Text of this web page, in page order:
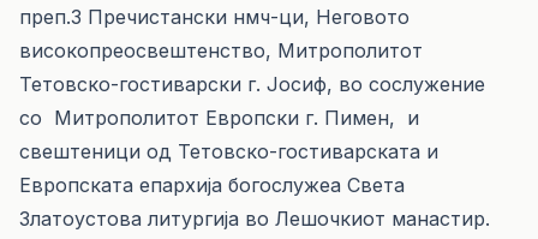
преп.3 Пречистански нмч-ци, Неговото
високопреосвештенство, Митрополитот
Тетовско-гостиварски г. Јосиф, во сослужение
со Митрополитот Европски г. Пимен, и
свештеници од Тетовско-гостиварската и
Европската епархија богослужеа Света
Златоустова литургија во Лешочкиот манастир.